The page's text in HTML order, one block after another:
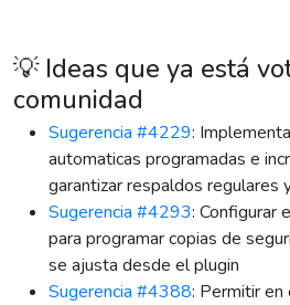
💡 Ideas que ya está
comunidad
Sugerencia #4229:
automaticas programadas e
garantizar respaldos regulares
Sugerencia #4293: Configurar
para programar copias de
se ajusta desde el plugin
Sugerencia #4388: Permitir en